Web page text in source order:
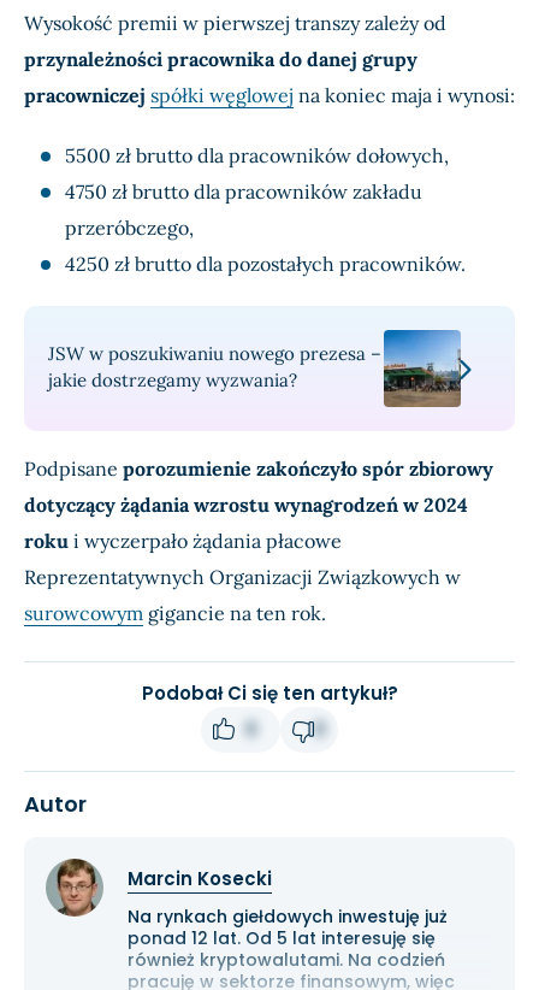
Wysokość premii w pierwszej transzy zależy od
przynależności pracownika do danej grupy
pracowniczej spółki węglowej na koniec maja i wynosi:
5500 zł brutto dla pracowników dołowych,
4750 zł brutto dla pracowników zakładu
przeróbczego,
4250 zł brutto dla pozostałych pracowników.
JSW w poszukiwaniu nowego prezesa –
jakie dostrzegamy wyzwania?
Podpisane porozumienie zakończyło spór zbiorowy
dotyczący żądania wzrostu wynagrodzeń w 2024
roku i wyczerpało żądania płacowe
Reprezentatywnych Organizacji Związkowych w
surowcowym gigancie na ten rok.
Podobał Ci się ten artykuł?
Autor
Marcin Kosecki
Na rynkach giełdowych inwestuję już
ponad 12 lat. Od 5 lat interesuję się
również kryptowalutami. Na codzień
pracuję w sektorze finansowym, więc